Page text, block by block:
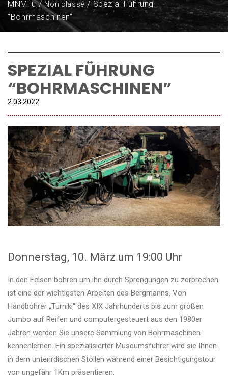
MNM.lu Non classé
Spezial Führung
“Bohrmaschinen”
SPEZIAL FÜHRUNG
“BOHRMASCHINEN”
2. 03 2022
Donnerstag, 10. März um 19:00 Uhr
In den Felsen bohren um ihn durch Sprengungen zu zerbrechen
ist eine der wichtigsten Arbeiten des Bergmanns. Von
Handbohrer „Turniki“ des XIX Jahrhunderts bis zum großen
Jumbo auf Reifen und computergesteuert aus den 1980er
Jahren werden Sie unsere Sammlung von Bohrmaschinen
kennenlernen. Ein spezialisierter Museumsführer wird sie Ihnen
in dem unterirdischen Stollen während einer Besichtigungstour
von ungefähr 1Km präsentieren.